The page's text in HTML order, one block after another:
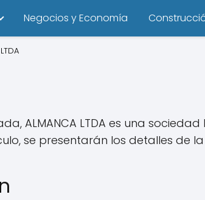
Negocios y Economía
ALMANCA LTDA es una
se presentarán los detalles de